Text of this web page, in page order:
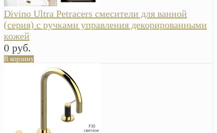
Divino Ultra Petracers смесители для ванной
(серия) с ручками управления декорированными
кожей
0 руб.
В корзину